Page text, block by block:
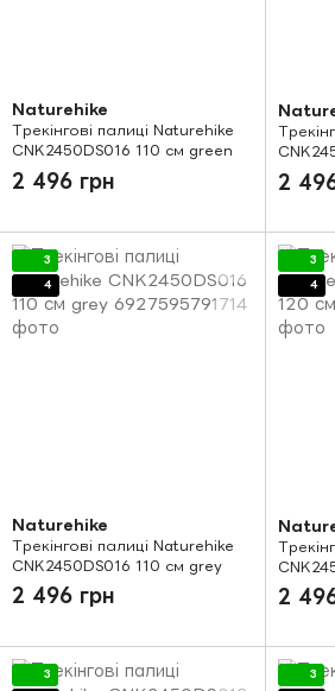
Naturehike
Трекінгові палиці Naturehike
CNK2450DS016 110 см green
2 496 грн 2
3
4
Naturehike
Трекінгові палиці Naturehike
CNK2450DS016 110 см grey
2 496 грн
3
4
2
3 3